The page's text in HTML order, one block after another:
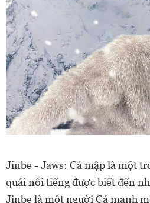
Jinbe - Jaws: Cá mập là một
quái nổi tiếng được biết đến
Jinbe là một người Cá mạnh